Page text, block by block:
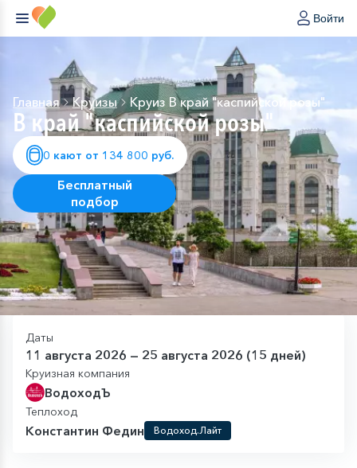
Войти
Главная Круизы Круиз В край "каспийской розы"
В край "каспийской розы"
0 кают от 134 800 руб.
Бесплатный
подбор
Даты
11 августа 2026 — 25 августа 2026 (15 дней)
Круизная компания
ВодоходЪ
Теплоход
Константин Федин Водоход.Лайт